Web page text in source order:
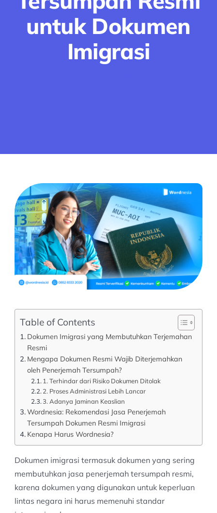
untuk Dokumen
Imigrasi
Table of Contents
Dokumen Imigrasi yang Membutuhkan Terjemahan
Resmi
Mengapa Dokumen Resmi Wajib Diterjemahkan
oleh Penerjemah Tersumpah?
1. Terhindar dari Risiko Dokumen Ditolak
2. Proses Administrasi Lebih Lancar
3. Adanya Jaminan Keaslian
Wordnesia: Rekomendasi Jasa Penerjemah
Tersumpah Dokumen Resmi Imigrasi
Kenapa Harus Wordnesia?
Dokumen imigrasi termasuk dokumen yang sering
membutuhkan jasa penerjemah tersumpah resmi,
karena dokumen yang digunakan untuk keperluan
lintas negara ini harus memenuhi standar